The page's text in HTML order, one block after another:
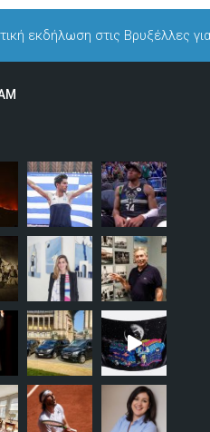
εκδήλωση στις Βρυξέλλες